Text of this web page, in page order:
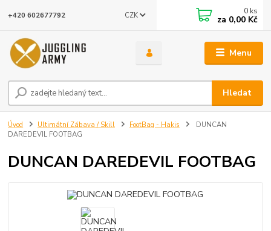
Menu
CZK
Hledat
+420 602677792 0 ks
za 0,00 Kč
Úvod Ultimátní Zábava / Skill FootBag - Hakis
DUNCAN
DAREDEVIL FOOTBAG
DUNCAN DAREDEVIL FOOTBAG